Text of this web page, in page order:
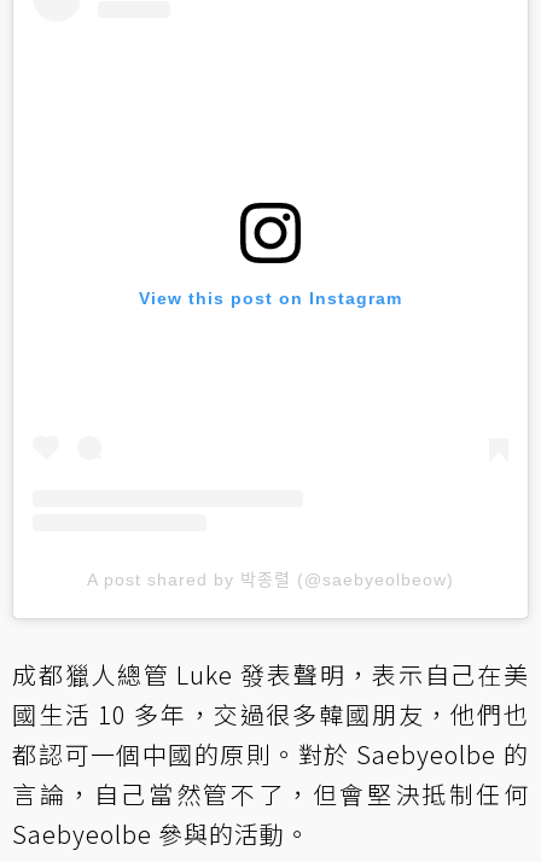
View this post on Instagram
A post shared by 박종렬 (@saebyeolbeow)
成都獵人總管 Luke 發表聲明 ，表示自己在美
國生活 10 多年，交過很多韓國朋友，他們也
都認可一個中國的原則。對於 Saebyeolbe 的
言論，自己當然管不了，但會堅決抵制任何
Saebyeolbe 參與的活動。